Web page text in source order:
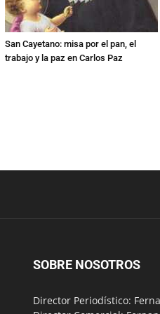
San Cayetano: misa por el pan, el
trabajo y la paz en Carlos Paz
SOBRE NOSOTROS
Director Periodístico: